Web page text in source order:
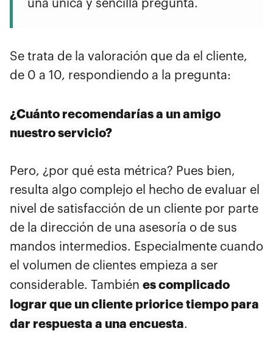
una única y sencilla pregunta.
Se trata de la valoración que da el cliente,
de 0 a 10, respondiendo a la pregunta:
¿Cuánto recomendarías a un amigo
nuestro servicio?
Pero, ¿por qué esta métrica? Pues bien,
resulta algo complejo el hecho de evaluar el
nivel de satisfacción de un cliente por parte
de la dirección de una asesoría o de sus
mandos intermedios. Especialmente cuando
el volumen de clientes empieza a ser
considerable. También es complicado
lograr que un cliente priorice tiempo para
dar respuesta a una encuesta.